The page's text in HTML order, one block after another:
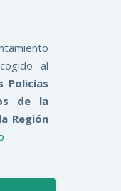
al
Policías
de la
Región